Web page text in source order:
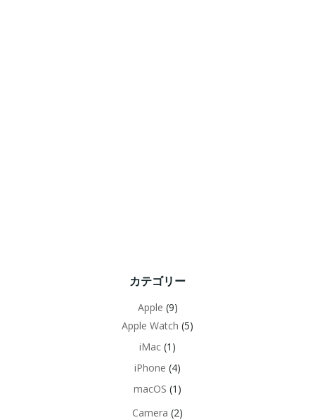
カテゴリー
Apple (9)
Apple Watch (5)
iMac (1)
iPhone (4)
macOS (1)
Camera (2)